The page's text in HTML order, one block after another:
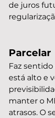
de juros
Parcelar
Faz
está alto e
manter o
atrasos. O